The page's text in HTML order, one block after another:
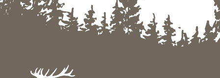
Zápatí